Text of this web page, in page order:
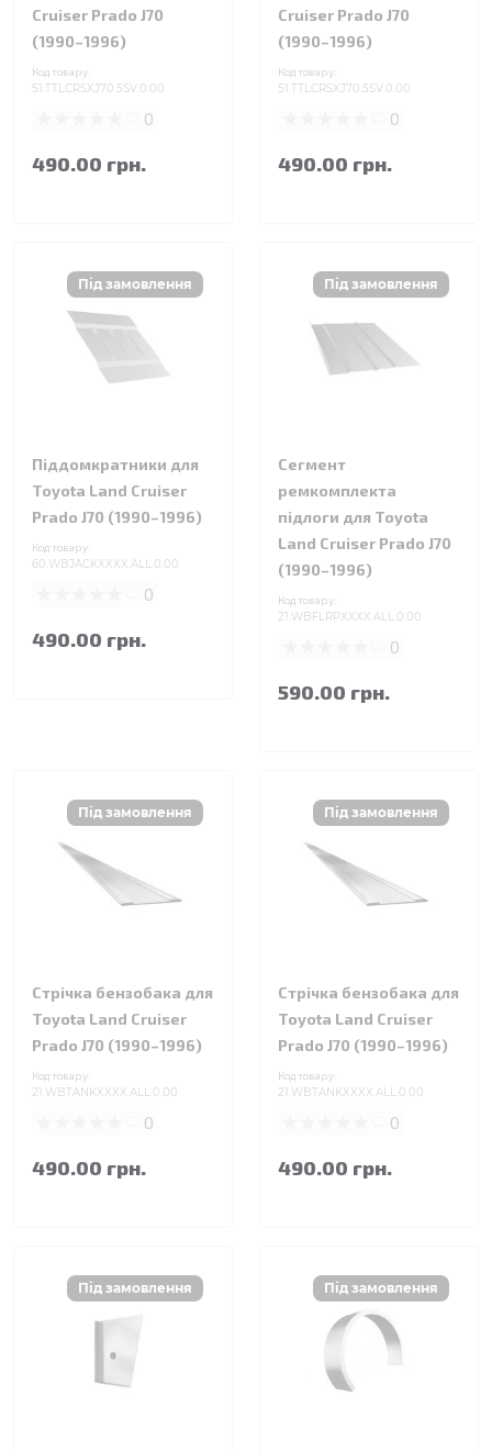
Cruiser Prado J70
(1990–1996)
Код товару:
51.TTLCRSXJ70.5SV.0.00
0
490.00 грн.
Cruiser Prado J70
(1990–1996)
Код товару:
51.TTLCRSXJ70.5SV.0.00
0
490.00 грн.
Піддомкратники для
Toyota Land Cruiser
Prado J70 (1990–1996)
Код товару:
60.WBJACKXXXX.ALL.0.00
0
490.00 грн.
Сегмент
ремкомплекта
підлоги для Toyota
Land Cruiser Prado J70
(1990–1996)
Код товару:
21.WBFLRPXXXX.ALL.0.00
0
590.00 грн.
Стрічка бензобака для
Toyota Land Cruiser
Prado J70 (1990–1996)
Код товару:
21.WBTANKXXXX.ALL.0.00
0
490.00 грн.
Стрічка бензобака для
Toyota Land Cruiser
Prado J70 (1990–1996)
Код товару:
21.WBTANKXXXX.ALL.0.00
0
490.00 грн.